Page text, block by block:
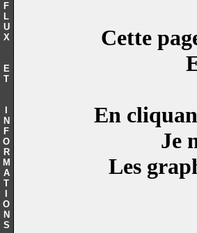
F
L
U
X
E
T
N
F
O
R
M
A
T
O
N
S
Cette page
En cliquant
Je
Les